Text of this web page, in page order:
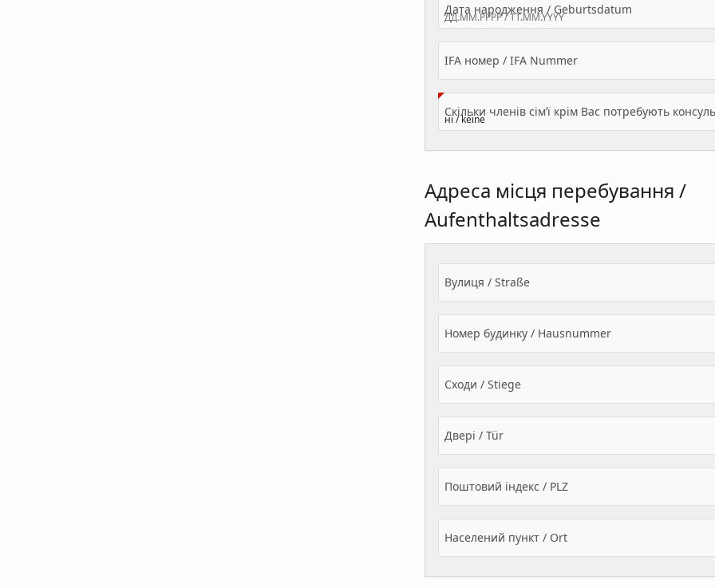
Дата народження / Geburtsdatum
IFA номер / IFA Nummer
Адреса місця перебування /
Aufenthaltsadresse
Вулиця / Straße
Номер будинку / Hausnummer
Сходи / Stiege
Двері / Tür
Поштовий індекс / PLZ
Населений пункт / Ort